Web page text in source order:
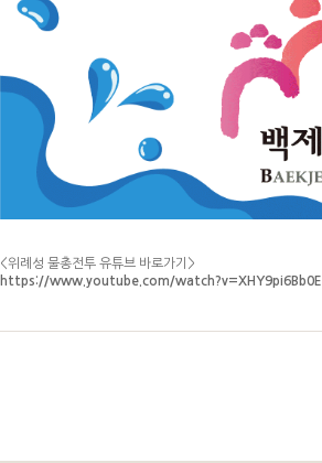
<위례성 물총전투 유튜브 바로가기>
https://www.youtube.com/watch?v=XHY9pi6Bb0E